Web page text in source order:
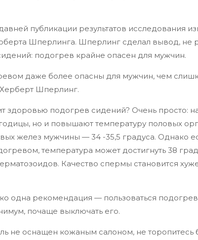
публикации результатов исследования
Шперлинга. Шперлинг сделал вывод, не
подогрев крайне опасен для мужчин.
даже более опасны для мужчин, чем
Шперлинг.
здоровью подогрев сидений? Очень просто:
но и повышают температуру половых
желез мужчины — 34 -35,5 градуса. Однако
температура может достигнуть 38
Качество спермы становится
одна рекомендация — пользоваться
почаще выключать его.
не оснащен кожаным салоном, не торопитесь